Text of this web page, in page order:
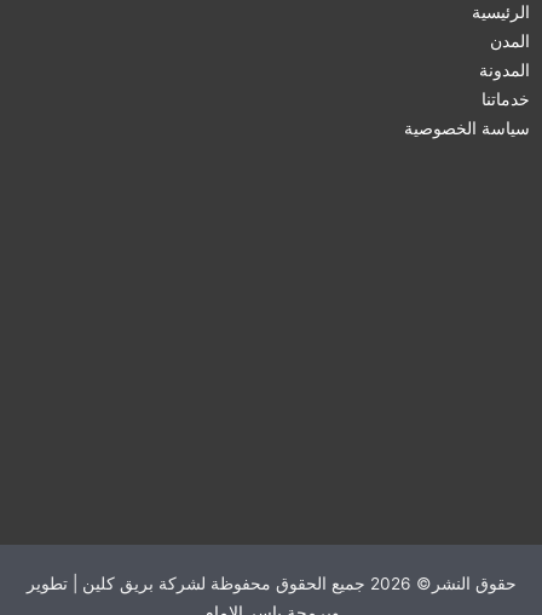
الرئيسية
المدن
المدونة
خدماتنا
سياسة الخصوصية
حقوق النشر© 2026 جميع الحقوق محفوظة لشركة بريق كلين | تطوير